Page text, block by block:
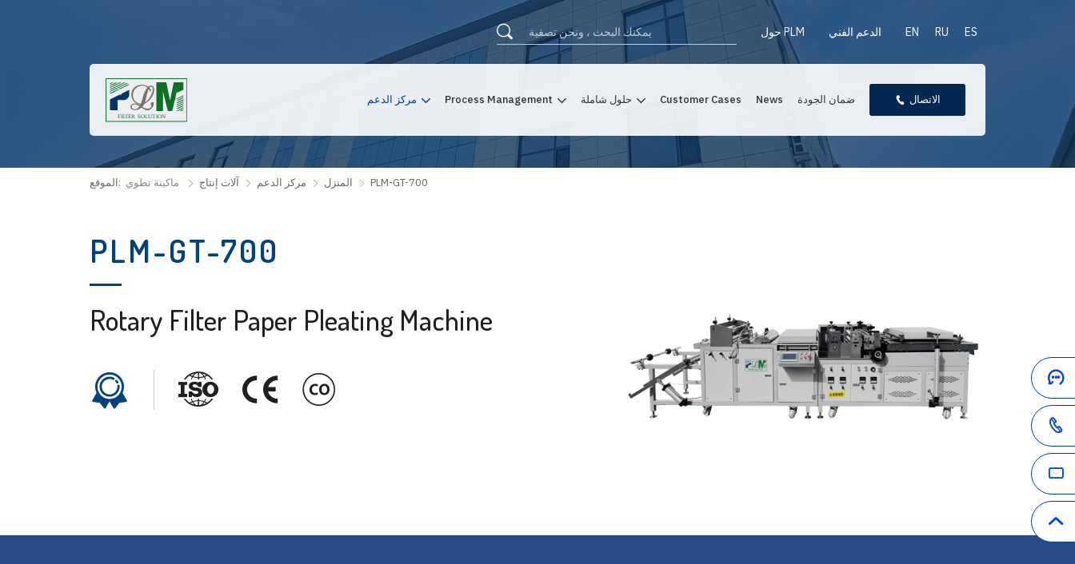
حول PLM الدعم الفني EN RU ES
مركز الدعم Process Management حلول شاملة Customer Cases News ضمان الجودة الاتصال
الموقع: المنزل مركز الدعم آلات إنتاج ماكينة تطوي PLM-GT-700
PLM-GT-700
Rotary Filter Paper Pleating Machine